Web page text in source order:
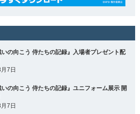
の向こう 侍たちの記録』入場者プレゼント配
7日
の向こう 侍たちの記録』ユニフォーム展示 開
7日